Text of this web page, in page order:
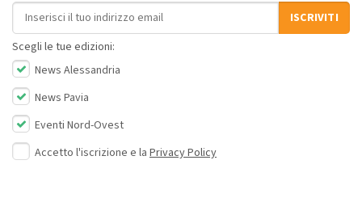
Indirizzo email
ISCRIVITI
Scegli le tue edizioni:
News Alessandria
News Pavia
Eventi Nord-Ovest
Accetto l'iscrizione e la Privacy Policy